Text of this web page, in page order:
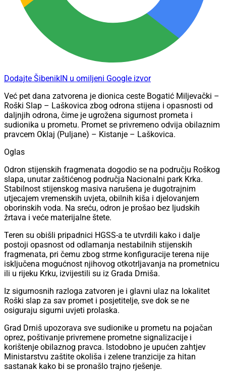
Dodajte ŠibenikIN u omiljeni Google izvor
Već pet dana zatvorena je dionica ceste Bogatić Miljevački –
Roški Slap – Laškovica zbog odrona stijena i opasnosti od
daljnjih odrona, čime je ugrožena sigurnost prometa i
sudionika u prometu. Promet se privremeno odvija obilaznim
pravcem Oklaj (Puljane) – Kistanje – Laškovica.
Oglas
Odron stijenskih fragmenata dogodio se na području Roškog
slapa, unutar zaštićenog područja Nacionalni park Krka.
Stabilnost stijenskog masiva narušena je dugotrajnim
utjecajem vremenskih uvjeta, obilnih kiša i djelovanjem
oborinskih voda. Na sreću, odron je prošao bez ljudskih
žrtava i veće materijalne štete.
Teren su obišli pripadnici HGSS-a te utvrdili kako i dalje
postoji opasnost od odlamanja nestabilnih stijenskih
fragmenata, pri čemu zbog strme konfiguracije terena nije
isključena mogućnost njihovog otkotrljavanja na prometnicu
ili u rijeku Krku, izvijestili su iz Grada Drniša.
Iz sigurnosnih razloga zatvoren je i glavni ulaz na lokalitet
Roški slap za sav promet i posjetitelje, sve dok se ne
osiguraju sigurni uvjeti prolaska.
Grad Drniš upozorava sve sudionike u prometu na pojačan
oprez, poštivanje privremene prometne signalizacije i
korištenje obilaznog pravca. Istodobno je upućen zahtjev
Ministarstvu zaštite okoliša i zelene tranzicije za hitan
sastanak kako bi se pronašlo trajno rješenje.